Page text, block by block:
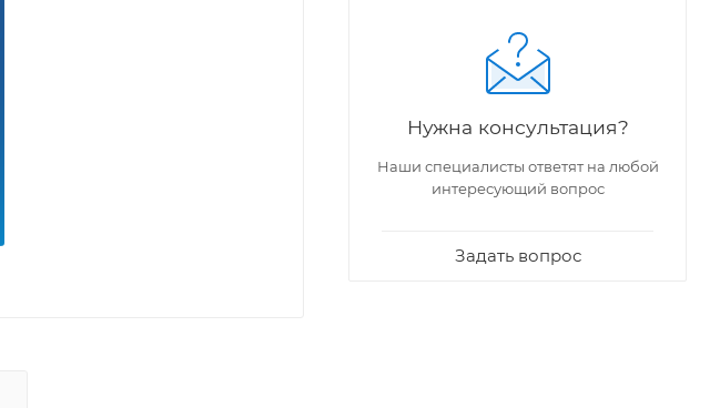
Нужна консультация?
Наши специалисты ответят на любой
интересующий вопрос
Задать вопрос